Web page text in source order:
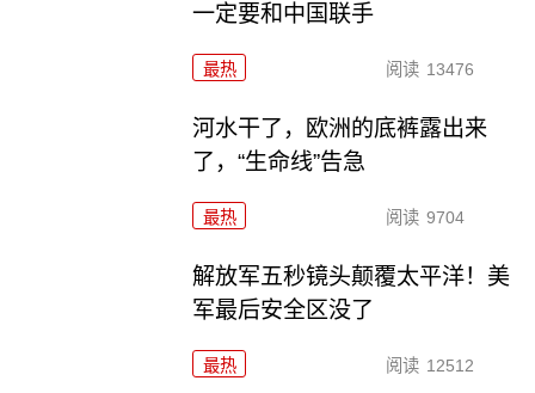
一定要和中国联手
最热 阅读 13476
河水干了，欧洲的底裤露出来
了，“生命线”告急
最热 阅读 9704
解放军五秒镜头颠覆太平洋！美
军最后安全区没了
最热 阅读 12512